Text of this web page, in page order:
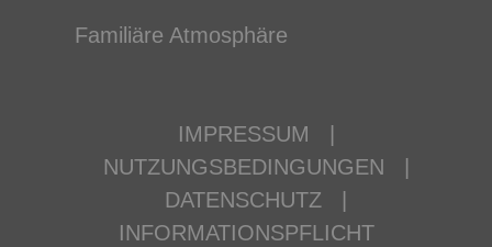
Familiäre Atmosphäre
IMPRESSUM
NUTZUNGSBEDINGUNGEN
DATENSCHUTZ
INFORMATIONSPFLICHT